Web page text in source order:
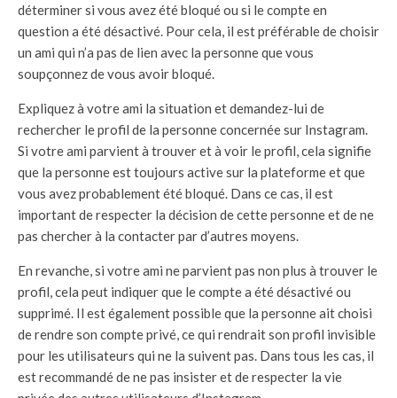
déterminer si vous avez été bloqué ou si le compte en
question a été désactivé. Pour cela, il est préférable de choisir
un ami qui n’a pas de lien avec la personne que vous
soupçonnez de vous avoir bloqué.
Expliquez à votre ami la situation et demandez-lui de
rechercher le profil de la personne concernée sur Instagram.
Si votre ami parvient à trouver et à voir le profil, cela signifie
que la personne est toujours active sur la plateforme et que
vous avez probablement été bloqué. Dans ce cas, il est
important de respecter la décision de cette personne et de ne
pas chercher à la contacter par d’autres moyens.
En revanche, si votre ami ne parvient pas non plus à trouver le
profil, cela peut indiquer que le compte a été désactivé ou
supprimé. Il est également possible que la personne ait choisi
de rendre son compte privé, ce qui rendrait son profil invisible
pour les utilisateurs qui ne la suivent pas. Dans tous les cas, il
est recommandé de ne pas insister et de respecter la vie